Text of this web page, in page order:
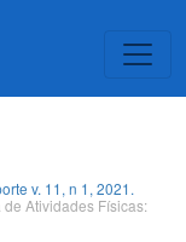
v. 11, n 1, 2021.
Atividades Físicas: